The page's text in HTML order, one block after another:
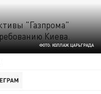
ФОТО: КОЛЛАЖ ЦАРЬГРАДА